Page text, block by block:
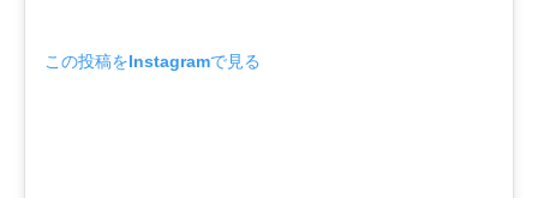
この投稿をInstagramで見る